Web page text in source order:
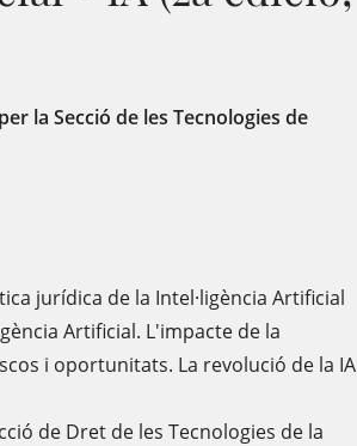
la Secció de les Tecnologies de
jurídica de la Intel·ligència Artificial
Artificial. L'impacte de la
i oportunitats. La revolució de la IA
de Dret de les Tecnologies de la